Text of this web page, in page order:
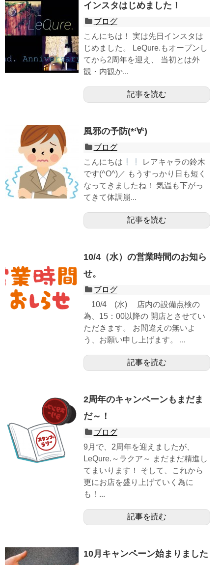
インスタはじめました！
ブログ
こんにちは！ 実は先日インスタは
じめました。 LeQure.もオープンし
てから2周年を迎え、 当初とは外
観・内観か...
記事を読む
風邪の予防(*‘∀‘)
ブログ
こんにちは
レアキャラの鈴木
です(^O^)／ もうすっかり日も短く
なってきましたね！ 気温も下がっ
てきて体調崩...
記事を読む
10/4（水）の営業時間のお知ら
せ。
ブログ
10/4 (水) 店内の設備点検の
為、15：00以降の 開店とさせてい
ただきます。 お間違えの無いよ
う、お願い申し上げます。 ...
記事を読む
2周年のキャンペーンもまだま
だ～！
ブログ
9月で、2周年を迎えましたが、
LeQure.～ラクア～ まだまだ精進し
てまいります！ そして、これから
更にお店を盛り上げていく為に
も！...
記事を読む
10月キャンペーン始まりました